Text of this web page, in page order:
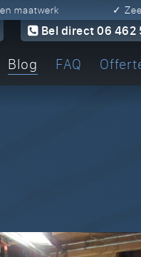
Bel direct 06 462
en maatwerk ✓
Blog FAQ